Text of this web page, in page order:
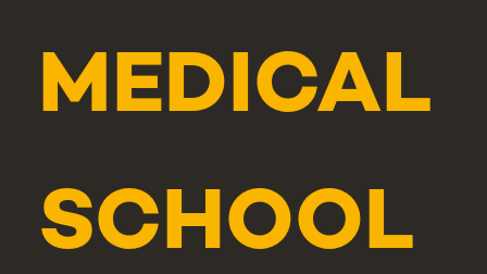
MEDICAL
SCHOOL